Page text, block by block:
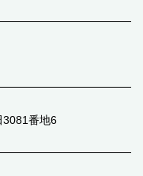
3081番地6